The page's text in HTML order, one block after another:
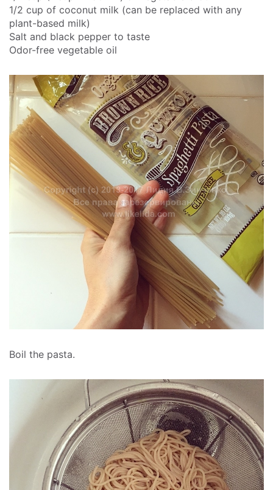
1/2 cup of coconut milk (can be replaced with any
plant-based milk)
Salt and black pepper to taste
Odor-free vegetable oil
Boil the pasta.